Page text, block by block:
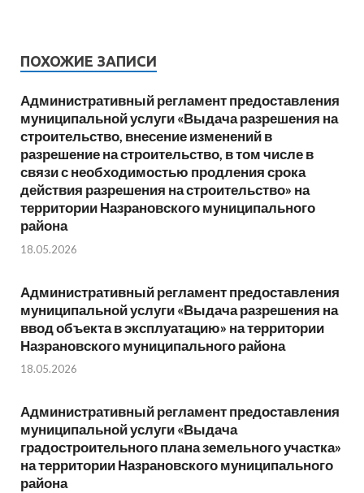
ПОХОЖИЕ ЗАПИСИ
Административный регламент предоставления
муниципальной услуги «Выдача разрешения на
строительство, внесение изменений в
разрешение на строительство, в том числе в
связи с необходимостью продления срока
действия разрешения на строительство» на
территории Назрановского муниципального
района
18.05.2026
Административный регламент предоставления
муниципальной услуги «Выдача разрешения на
ввод объекта в эксплуатацию» на территории
Назрановского муниципального района
18.05.2026
Административный регламент предоставления
муниципальной услуги «Выдача
градостроительного плана земельного участка»
на территории Назрановского муниципального
района